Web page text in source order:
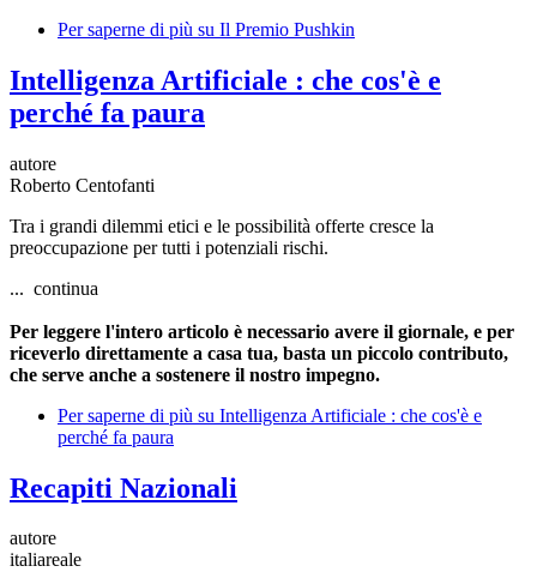
Per saperne di più su Il Premio Pushkin
Intelligenza Artificiale : che cos'è e
perché fa paura
autore
Roberto Centofanti
Tra i grandi dilemmi etici e le possibilità offerte cresce la
preoccupazione per tutti i potenziali rischi.
... continua
Per leggere l'intero articolo è necessario avere il giornale, e per
riceverlo direttamente a casa tua, basta un piccolo contributo,
che serve anche a sostenere il nostro impegno.
Per saperne di più su Intelligenza Artificiale : che cos'è e
perché fa paura
Recapiti Nazionali
autore
italiareale